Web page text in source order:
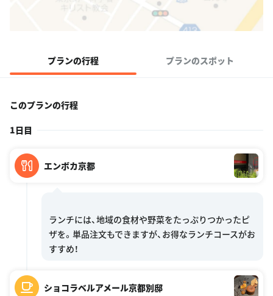
プランの行程 プランのスポット
このプランの行程
1日目
エンボカ京都
ランチには、地域の食材や野菜をたっぷりつかったピ
ザを。単品注文もできますが、お得なランチコースがお
ショコラベルアメール京都別邸